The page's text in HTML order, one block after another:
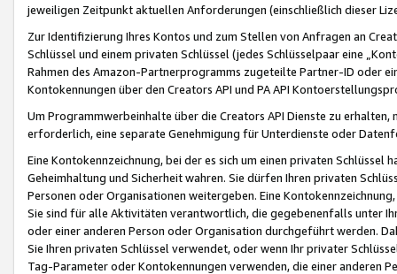
jeweiligen Zeitpunkt aktuellen Anforderungen (einschließlich dieser
Zur Identifizierung Ihres Kontos und zum Stellen von Anfragen an
Schlüssel und einem privaten Schlüssel (jedes Schlüsselpaar eine
Rahmen des Amazon-Partnerprogramms zugeteilte Partner-ID oder
Kontokennungen über den Creators API und PA API
Um Programmwerbeinhalte über die Creators API Dienste zu
erforderlich, eine separate Genehmigung für Unterdienste oder
Eine Kontokennzeichnung, bei der es sich um einen privaten
Geheimhaltung und Sicherheit wahren. Sie dürfen Ihren privaten
Personen oder Organisationen weitergeben. Eine
Sie sind für alle Aktivitäten verantwortlich, die gegebenenfalls unter
oder einer anderen Person oder Organisation durchgeführt werden.
Sie Ihren privaten Schlüssel verwendet, oder wenn Ihr privater
Tag-Parameter oder Kontokennungen verwenden, die einer anderen